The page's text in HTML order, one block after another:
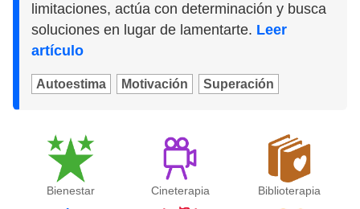
limitaciones, actúa con determinación y busca
soluciones en lugar de lamentarte. Leer
artículo
Autoestima Motivación Superación
Bienestar Cineterapia Biblioterapia